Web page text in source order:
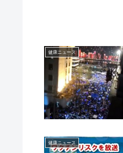
健康ニュース
健康ニュース